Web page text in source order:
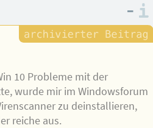
–
10 Probleme mit der
wurde mir im Windowsforum
zu deinstallieren,
reiche aus.